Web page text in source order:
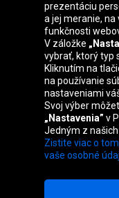
Belgique
España
Nederland
prezentáciu
a jej meranie,
funkčnosti
V záložke
vybrať, ktorý typ
Kliknutím na
na používanie
nastaveniami
Svoj výber
„Nastavenia” v
Jedným z
Zistite viac o
vaše osobné